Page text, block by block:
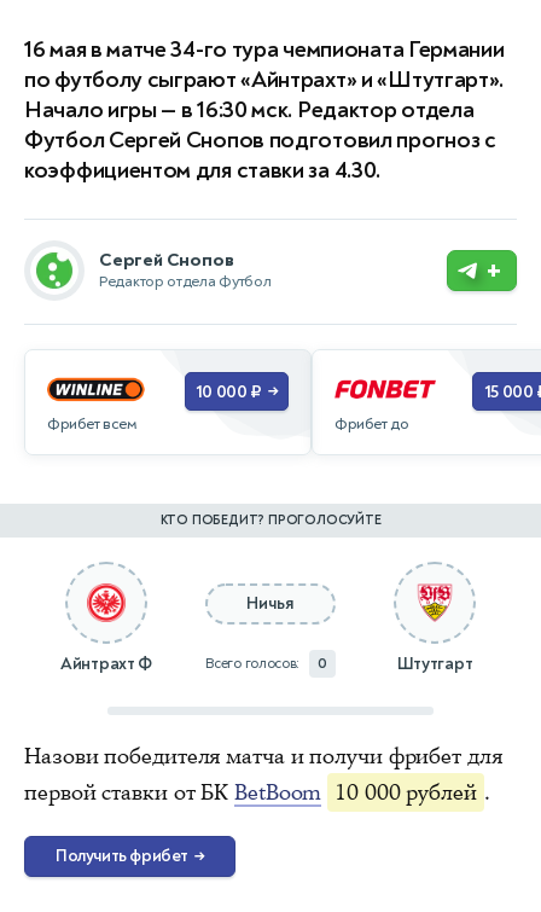
16 мая в матче 34-го тура чемпионата Германии
по футболу сыграют «Айнтрахт» и «Штутгарт».
Начало игры — в 16:30 мск. Редактор отдела
Футбол Сергей Снопов подготовил прогноз с
коэффициентом для ставки за 4.30.
Сергей Снопов
Редактор отдела Футбол +
Фрибет всем
10 000 ₽ →
Фрибет до
15 000
КТО ПОБЕДИТ? ПРОГОЛОСУЙТЕ
Айнтрахт Ф
Ничья
Всего голосов: 0 Штутгарт
Назови победителя матча и получи фрибет для
первой ставки от БК BetBoom 10 000 рублей .
Получить фрибет →